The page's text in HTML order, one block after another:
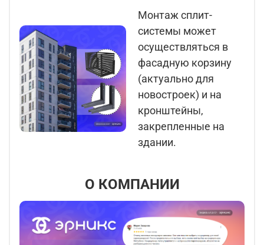
Монтаж сплит-
системы может
осуществляться в
фасадную корзину
(актуально для
новостроек) и на
кронштейны,
закрепленные на
здании.
О КОМПАНИИ